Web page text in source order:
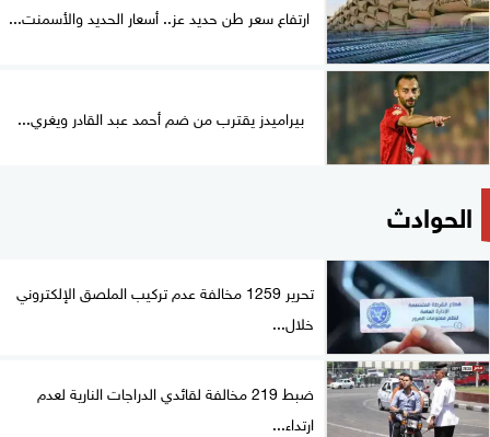
ارتفاع سعر طن حديد عز.. أسعار الحديد والأسمنت...
بيراميدز يقترب من ضم أحمد عبد القادر ويغري...
الحوادث
تحرير 1259 مخالفة عدم تركيب الملصق الإلكتروني
خلال...
ضبط 219 مخالفة لقائدي الدراجات النارية لعدم
ارتداء...